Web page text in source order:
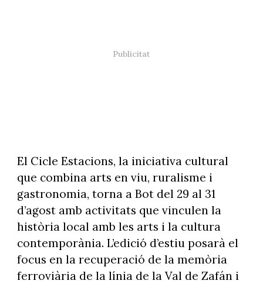
El Cicle Estacions, la iniciativa cultural
que combina arts en viu, ruralisme i
gastronomia, torna a Bot del 29 al 31
d’agost amb activitats que vinculen la
història local amb les arts i la cultura
contemporània. L’edició d’estiu posarà el
focus en la recuperació de la memòria
ferroviària de la línia de la Val de Zafán i